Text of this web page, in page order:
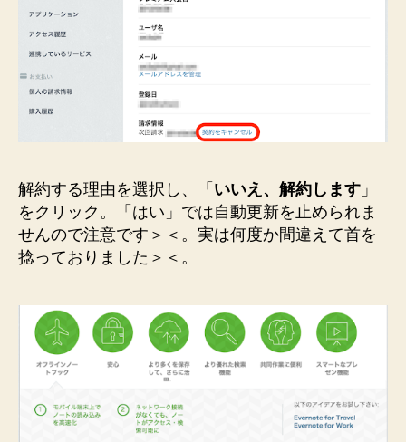
解約する理由を選択し、「 いいえ、解約します 」
をクリック。「はい」では自動更新を止められま
せんので注意です＞＜。実は何度か間違えて首を
捻っておりました＞＜。